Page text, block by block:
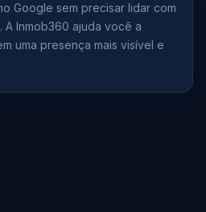
Google sem precisar lidar com
Inmob360 ajuda você a
uma presença mais visível e